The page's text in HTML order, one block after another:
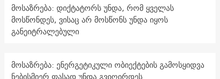
მოსაზრება: დიქტატორს უნდა, რომ ყველას
მოსწონდეს, ვისაც არ მოსწონს უნდა იყოს
განეიტრალებული
მოსაზრება: ენერგეტიკული ობიექტების გამოსყიდვა